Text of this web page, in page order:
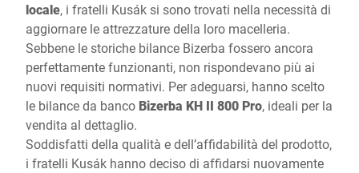
locale, i fratelli Kusák si sono trovati nella necessità di
aggiornare le attrezzature della loro macelleria.
Sebbene le storiche bilance Bizerba fossero ancora
perfettamente funzionanti, non rispondevano più ai
nuovi requisiti normativi. Per adeguarsi, hanno scelto
le bilance da banco Bizerba KH II 800 Pro, ideali per la
vendita al dettaglio.
Soddisfatti della qualità e dell’affidabilità del prodotto,
i fratelli Kusák hanno deciso di affidarsi nuovamente